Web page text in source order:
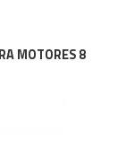
MOTORES 8